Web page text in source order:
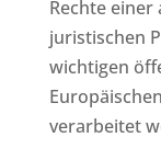
Rechte
juristischen
wichtigen
verarbeitet